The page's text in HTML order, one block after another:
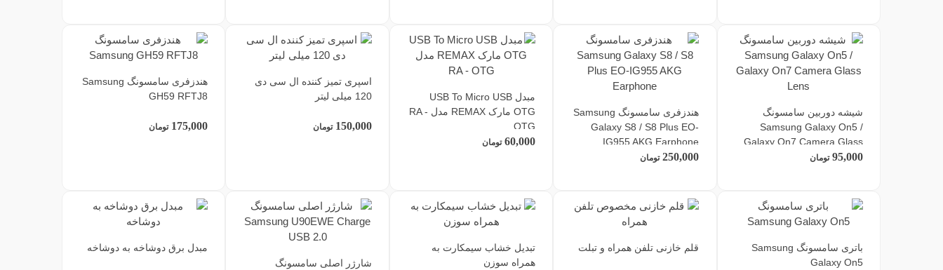
شیشه دوربین سامسونگ
Samsung Galaxy On5 /
Galaxy On7 Camera Glass
Lens
95,000 تومان
هندزفری سامسونگ Samsung
Galaxy S8 / S8 Plus EO-
IG955 AKG Earphone
250,000 تومان
مبدل USB To Micro USB
OTG مارک REMAX مدل RA -
OTG
60,000 تومان
اسپری تمیز کننده ال سی دی
120 میلی لیتر
150,000 تومان
هندزفری سامسونگ Samsung
GH59 RFTJ8
175,000 تومان
باتری سامسونگ Samsung
Galaxy On5
قلم خازنی تلفن همراه و تبلت
تبدیل خشاب سیمکارت به
همراه سوزن
شارژر اصلی سامسونگ
مبدل برق دوشاخه به دوشاخه